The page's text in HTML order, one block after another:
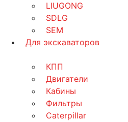
LIUGONG
SDLG
SEM
Для экскаваторов
КПП
Двигатели
Кабины
Фильтры
Caterpillar